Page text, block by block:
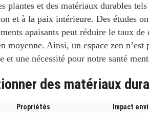
plantes et des matériaux durables
et à la paix intérieure. Des études
apaisants peut réduire le taux
moyenne. Ainsi, un espace zen
et une nécessité pour notre santé
des matériaux
Propriétés Impact